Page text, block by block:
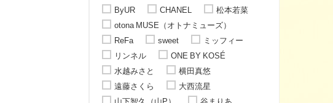
ByUR CHANEL
松本若菜
otona MUSE（オトナミューズ）
ReFa
sweet
ミッフィー
リンネル
ONE BY KOSÉ
水越みさと
横田真悠
遠藤さくら
大西流星
山下智久（山P）
谷まりあ